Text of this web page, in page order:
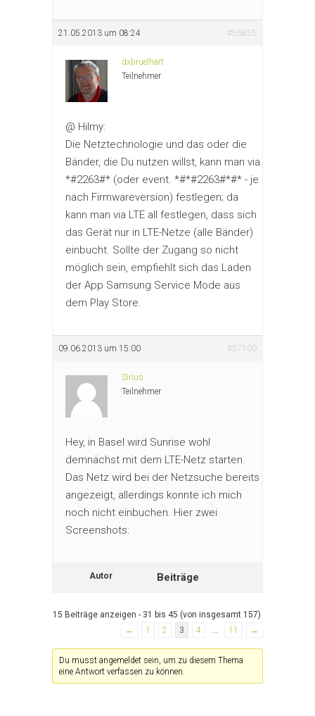
21.05.2013 um 08:24 #56855
dxbruelhart
Teilnehmer
@ Hilmy:
Die Netztechnologie und das oder die
Bänder, die Du nutzen willst, kann man via
*#2263#* (oder event. *#*#2263#*#* - je
nach Firmwareversion) festlegen; da
kann man via LTE all festlegen, dass sich
das Gerät nur in LTE-Netze (alle Bänder)
einbucht. Sollte der Zugang so nicht
möglich sein, empfiehlt sich das Laden
der App Samsung Service Mode aus
dem Play Store.
09.06.2013 um 15:00 #57100
Sirius
Teilnehmer
Hey, in Basel wird Sunrise wohl
demnächst mit dem LTE-Netz starten.
Das Netz wird bei der Netzsuche bereits
angezeigt, allerdings konnte ich mich
noch nicht einbuchen. Hier zwei
Screenshots:
Autor Beiträge
15 Beiträge anzeigen - 31 bis 45 (von insgesamt 157)
←
1 2 3 4 11 →
Du musst angemeldet sein, um zu diesem Thema
eine Antwort verfassen zu können.